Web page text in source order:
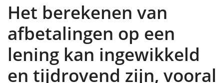
Het berekenen van
afbetalingen op een
lening kan ingewikkeld
en tijdrovend zijn, vooral